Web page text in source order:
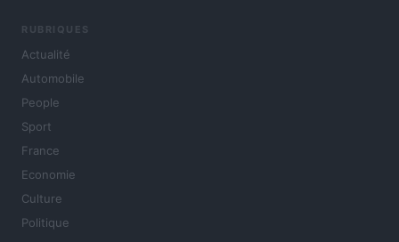
RUBRIQUES
Actualité
Automobile
People
Sport
France
Economie
Culture
Politique